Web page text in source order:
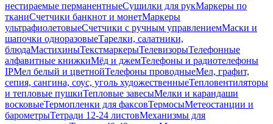
нестираемые перманентныеСушилки для рукМаркеры по
тканиСчетчики банкнот и монетМаркеры
ультрафиолетовыеСчетчики с ручным управлениемМаски и
шапочки одноразовыеТарелки, салатники,
блюдаМастихиныТекстмаркерыТелевизорыТелефонные
алфавитные книжкиМёд и джемТелефоны и радиотелефоны
IPМел белый и цветнойТелефоны проводныеМел, графит,
сепия, сангина, соус, уголь художественныеТепловентиляторы
и тепловые пушкиТепловые завесыМелки и карандаши
восковыеТермопленки для факсовТермосыМетеостанции и
барометрыТетради 12-24 листовМеханизмы для